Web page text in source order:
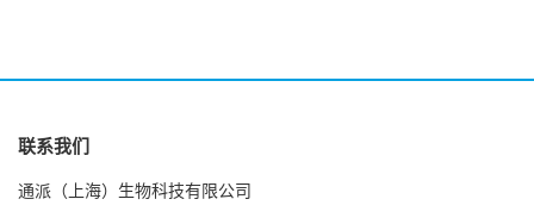
联系我们
通派（上海）生物科技有限公司